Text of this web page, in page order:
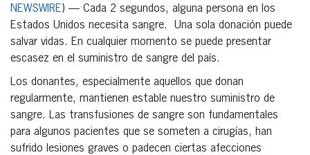
NEWSWIRE) — Cada 2 segundos, alguna persona en los
Estados Unidos necesita sangre. Una sola donación puede
salvar vidas. En cualquier momento se puede presentar
escasez en el suministro de sangre del país.
Los donantes, especialmente aquellos que donan
regularmente, mantienen estable nuestro suministro de
sangre. Las transfusiones de sangre son fundamentales
para algunos pacientes que se someten a cirugías, han
sufrido lesiones graves o padecen ciertas afecciones